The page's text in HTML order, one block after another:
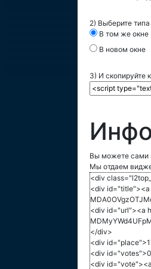
2) Выберите
В том же окне
В новом окне
3) И скопируйте
Вы можете сами
Мы отдаем
<div
<div
<div id="url"><a
</div>
<div
<div
<div